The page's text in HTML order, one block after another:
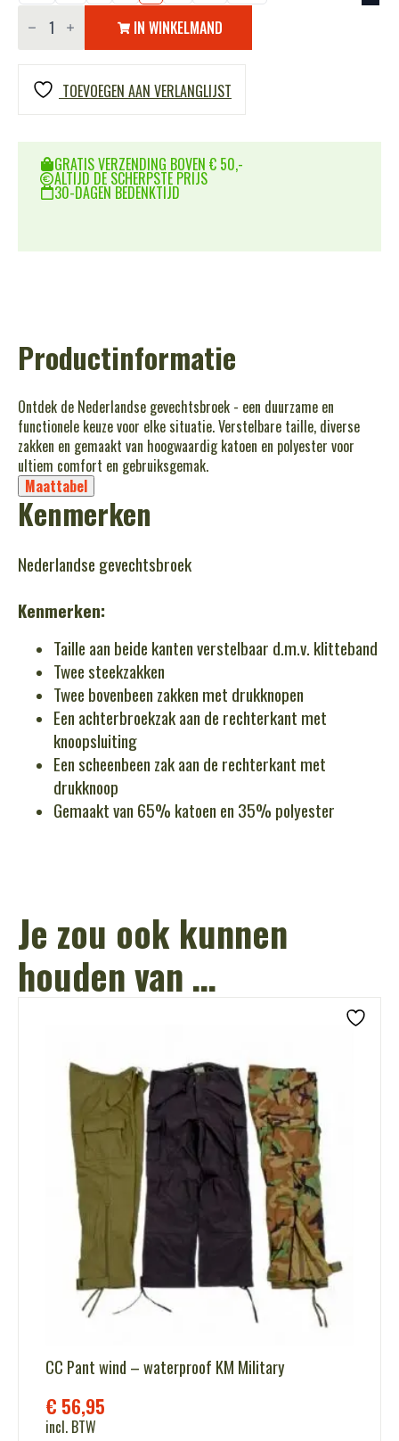
Nederlandse
gevechts
aantal
IN WINKELMAND
TOEVOEGEN AAN VERLANGLIJST
GRATIS VERZENDING BOVEN € 50,-
ALTIJD DE SCHERPSTE PRIJS
30-DAGEN BEDENKTIJD
Productinformatie
Ontdek de Nederlandse gevechtsbroek - een duurzame en
functionele keuze voor elke situatie. Verstelbare taille, diverse
zakken en gemaakt van hoogwaardig katoen en polyester voor
ultiem comfort en gebruiksgemak.
Maattabel
Kenmerken
Nederlandse gevechtsbroek
Kenmerken:
Taille aan beide kanten verstelbaar d.m.v. klitteband
Twee steekzakken
Twee bovenbeen zakken met drukknopen
Een achterbroekzak aan de rechterkant met
knoopsluiting
Een scheenbeen zak aan de rechterkant met
drukknoop
Gemaakt van 65% katoen en 35% polyester
Je zou ook kunnen
houden van …
CC Pant wind – waterproof KM Military
€ 56,95
incl. BTW